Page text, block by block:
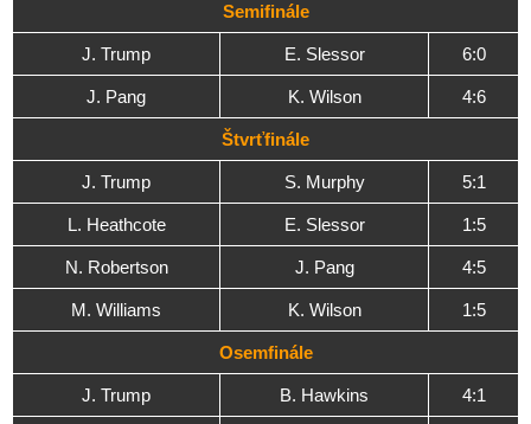
Semifinále
J. Trump E. Slessor 6:0
J. Pang K. Wilson 4:6
Štvrťfinále
J. Trump S. Murphy 5:1
L. Heathcote E. Slessor 1:5
N. Robertson J. Pang 4:5
M. Williams K. Wilson 1:5
Osemfinále
J. Trump B. Hawkins 4:1